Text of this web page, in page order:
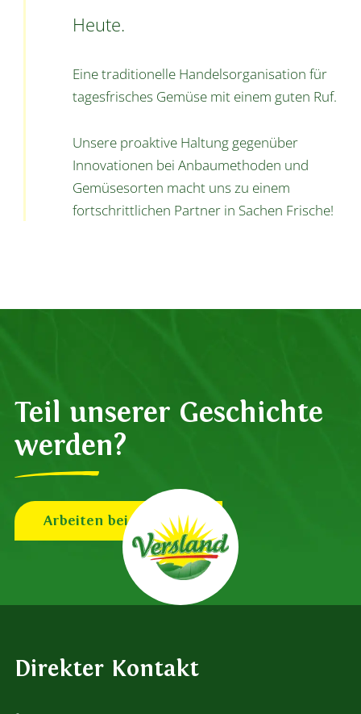
Heute.
Eine traditionelle Handelsorganisation für
tagesfrisches Gemüse mit einem guten Ruf.
Unsere proaktive Haltung gegenüber
Innovationen bei Anbaumethoden und
Gemüsesorten macht uns zu einem
fortschrittlichen Partner in Sachen Frische!
Teil unserer Geschichte
werden?
Arbeiten bei Versland
Direkter Kontakt